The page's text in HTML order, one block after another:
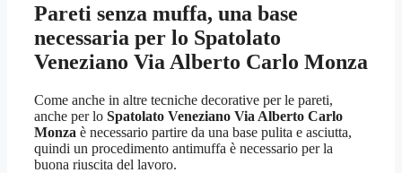
Pareti senza muffa, una base
necessaria per lo Spatolato
Veneziano Via Alberto Carlo Monza
Come anche in altre tecniche decorative per le pareti,
anche per lo Spatolato Veneziano Via Alberto Carlo
Monza è necessario partire da una base pulita e asciutta,
quindi un procedimento antimuffa è necessario per la
buona riuscita del lavoro.